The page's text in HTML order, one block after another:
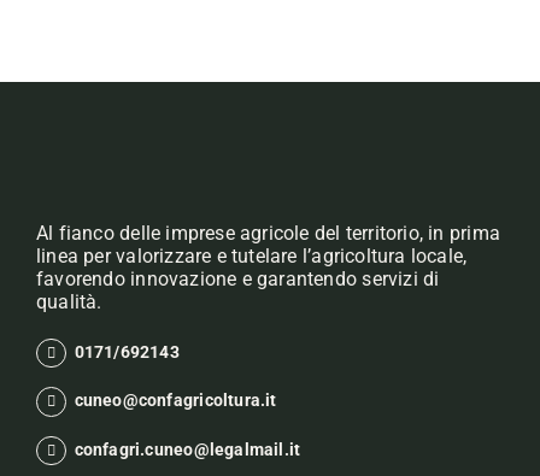
Al fianco delle imprese agricole del territorio, in prima
linea per valorizzare e tutelare l’agricoltura locale,
favorendo innovazione e garantendo servizi di
qualità.
0171/692143
cuneo@confagricoltura.it
confagri.cuneo@legalmail.it